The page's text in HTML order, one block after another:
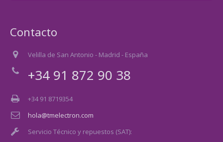
Contacto
Velilla de San Antonio - Madrid - España
+34 91 872 90 38
+34 91 8719354
hola@tmelectron.com
Servicio Técnico y repuestos (SAT):